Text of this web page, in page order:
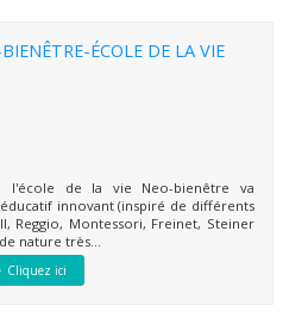
ÉCOLE DE LA VIE
l'école de la vie Neo-bienêtre va
innovant (inspiré de différents
Reggio, Montessori, Freinet, Steiner
nature très...
Cliquez ici